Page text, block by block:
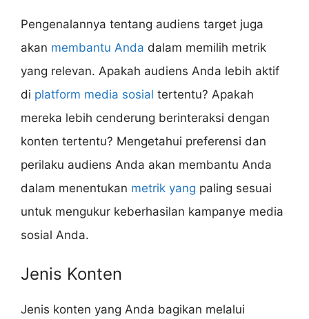
Pengenalannya tentang audiens target juga
akan membantu Anda dalam memilih metrik
yang relevan. Apakah audiens Anda lebih aktif
di platform media sosial tertentu? Apakah
mereka lebih cenderung berinteraksi dengan
konten tertentu? Mengetahui preferensi dan
perilaku audiens Anda akan membantu Anda
dalam menentukan metrik yang paling sesuai
untuk mengukur keberhasilan kampanye media
sosial Anda.
Jenis Konten
Jenis konten yang Anda bagikan melalui